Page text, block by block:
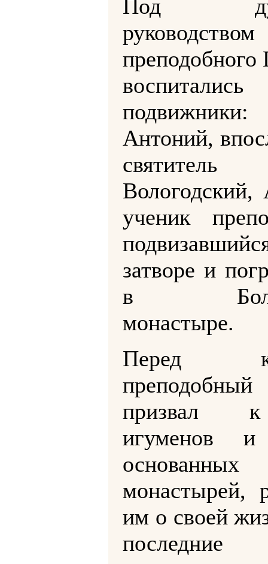
Под
руководством
преподобного
воспитались
Антоний,
святитель
Вологодский,
ученик
затворе и
в
монастыре.
Перед
преподобный
призвал
игуменов и
монастырей,
им о своей
последние